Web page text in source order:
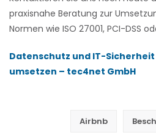
praxisnahe Beratung zur
Normen wie ISO 27001, PCI-DSS
Datenschutz und IT-
umsetzen – tec4net GmbH
Airbnb